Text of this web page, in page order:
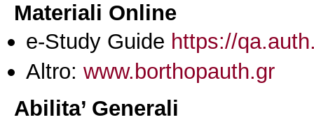
Materiali Online
e-Study Guide https://
Altro: www.borthopauth.gr
Abilita’ Generali